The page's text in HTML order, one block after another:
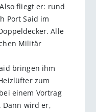
fliegt er: rund
Port Said im
Alle
Militär
bringen ihm
zum
einem Vortrag
Dann wird er,